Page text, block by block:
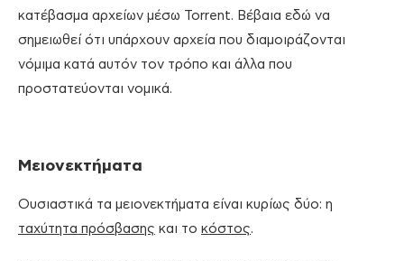
κατέβασμα αρχείων μέσω Torrent. Βέβαια εδώ να
σημειωθεί ότι υπάρχουν αρχεία που διαμοιράζονται
νόμιμα κατά αυτόν τον τρόπο και άλλα που
προστατεύονται νομικά.
Μειονεκτήματα
Ουσιαστικά τα μειονεκτήματα είναι κυρίως δύο: η
ταχύτητα πρόσβασης και το κόστος.